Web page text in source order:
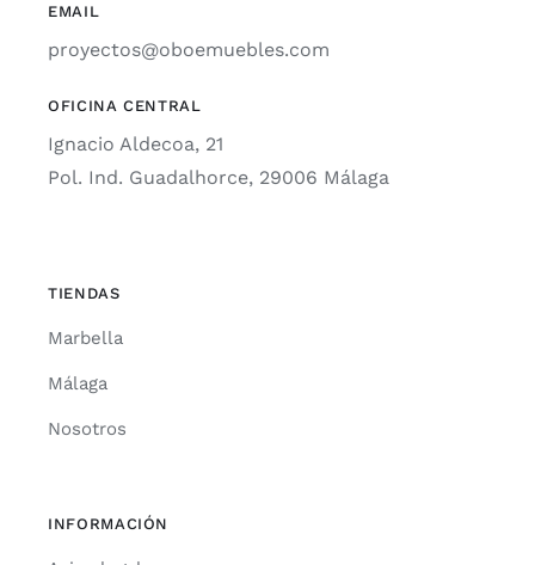
EMAIL
proyectos@oboemuebles.com
OFICINA CENTRAL
Ignacio Aldecoa, 21
Pol. Ind. Guadalhorce, 29006 Málaga
TIENDAS
Marbella
Málaga
Nosotros
INFORMACIÓN